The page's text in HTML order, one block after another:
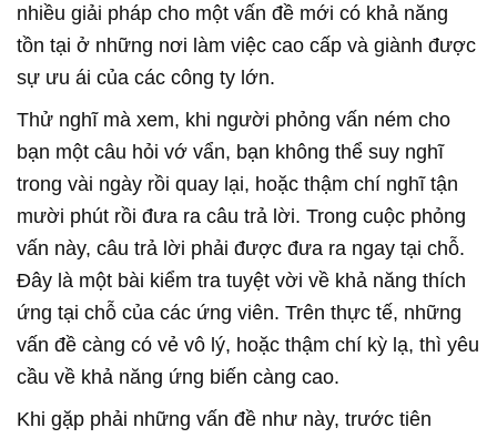
nhiều giải pháp cho một vấn đề mới có khả năng
tồn tại ở những nơi làm việc cao cấp và giành được
sự ưu ái của các công ty lớn.
Thử nghĩ mà xem, khi người phỏng vấn ném cho
bạn một câu hỏi vớ vẩn, bạn không thể suy nghĩ
trong vài ngày rồi quay lại, hoặc thậm chí nghĩ tận
mười phút rồi đưa ra câu trả lời. Trong cuộc phỏng
vấn này, câu trả lời phải được đưa ra ngay tại chỗ.
Đây là một bài kiểm tra tuyệt vời về khả năng thích
ứng tại chỗ của các ứng viên. Trên thực tế, những
vấn đề càng có vẻ vô lý, hoặc thậm chí kỳ lạ, thì yêu
cầu về khả năng ứng biến càng cao.
Khi gặp phải những vấn đề như này, trước tiên